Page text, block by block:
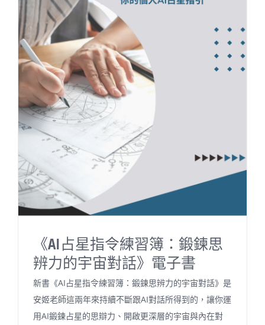
《AI占星指令練習簿：鍛鍊思
辨力的宇宙對話》電子書
新書《AI占星指令練習簿：鍛鍊思辨力的宇宙對話》是
安姬老師這兩年來持續不斷跟AI對話所得到的，讓你運
用AI鍛鍊占星的思辯力、開啟更深層的宇宙與內在對